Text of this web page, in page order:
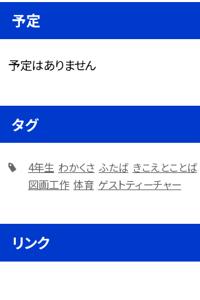
予定
予定はありません
タグ
4年生 わかくさ ふたば きこえとことば
図画工作 体育 ゲストティーチャー
リンク